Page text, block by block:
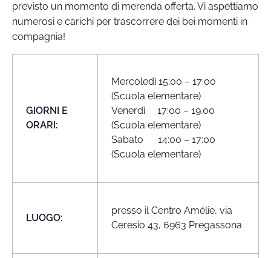
previsto un momento di merenda offerta. Vi aspettiamo
numerosi e carichi per trascorrere dei bei momenti in
compagnia!
GIORNI E
ORARI:
Mercoledì 15:00 – 17:00
(Scuola elementare)
Venerdì 17:00 – 19.00
(Scuola elementare)
Sabato 14:00 – 17:00
(Scuola elementare)
LUOGO:
presso il Centro Amélie, via
Ceresio 43, 6963 Pregassona